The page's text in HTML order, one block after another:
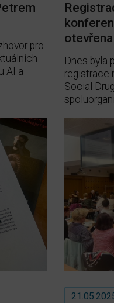
pro
AI a
otevřena
Dnes byla
registrace
Social